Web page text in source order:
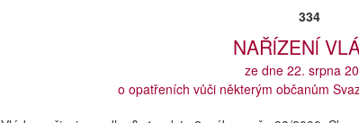
334
NAŘĺZENĺ
ze dne 22. srpna
o opatřeních vůči některým občanům